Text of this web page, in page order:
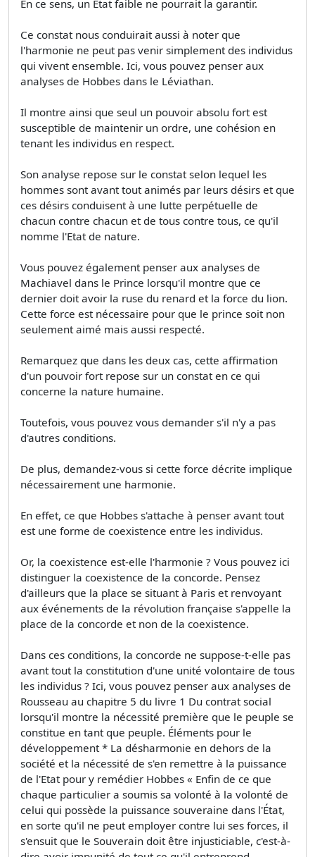
En ce sens, un Etat faible ne pourrait la garantir.
Ce constat nous conduirait aussi à noter que
l'harmonie ne peut pas venir simplement des individus
qui vivent ensemble. Ici, vous pouvez penser aux
analyses de Hobbes dans le Léviathan.
Il montre ainsi que seul un pouvoir absolu fort est
susceptible de maintenir un ordre, une cohésion en
tenant les individus en respect.
Son analyse repose sur le constat selon lequel les
hommes sont avant tout animés par leurs désirs et que
ces désirs conduisent à une lutte perpétuelle de
chacun contre chacun et de tous contre tous, ce qu'il
nomme l'Etat de nature.
Vous pouvez également penser aux analyses de
Machiavel dans le Prince lorsqu'il montre que ce
dernier doit avoir la ruse du renard et la force du lion.
Cette force est nécessaire pour que le prince soit non
seulement aimé mais aussi respecté.
Remarquez que dans les deux cas, cette affirmation
d'un pouvoir fort repose sur un constat en ce qui
concerne la nature humaine.
Toutefois, vous pouvez vous demander s'il n'y a pas
d'autres conditions.
De plus, demandez-vous si cette force décrite implique
nécessairement une harmonie.
En effet, ce que Hobbes s'attache à penser avant tout
est une forme de coexistence entre les individus.
Or, la coexistence est-elle l'harmonie ? Vous pouvez ici
distinguer la coexistence de la concorde. Pensez
d'ailleurs que la place se situant à Paris et renvoyant
aux événements de la révolution française s'appelle la
place de la concorde et non de la coexistence.
Dans ces conditions, la concorde ne suppose-t-elle pas
avant tout la constitution d'une unité volontaire de tous
les individus ? Ici, vous pouvez penser aux analyses de
Rousseau au chapitre 5 du livre 1 Du contrat social
lorsqu'il montre la nécessité première que le peuple se
constitue en tant que peuple. Éléments pour le
développement * La désharmonie en dehors de la
société et la nécessité de s'en remettre à la puissance
de l'Etat pour y remédier Hobbes « Enfin de ce que
chaque particulier a soumis sa volonté à la volonté de
celui qui possède la puissance souveraine dans l'État,
en sorte qu'il ne peut employer contre lui ses forces, il
s'ensuit que le Souverain doit être injusticiable, c'est-à-